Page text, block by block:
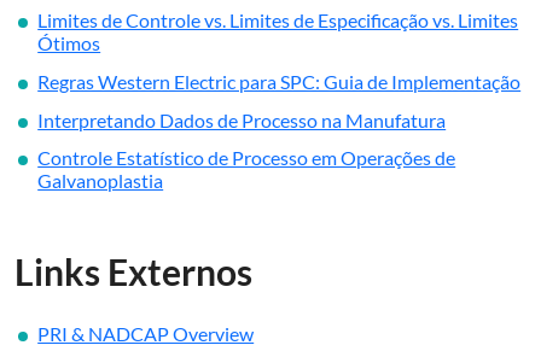
Limites de Controle vs. Limites de Especificação vs. Limites
Ótimos
Regras Western Electric para SPC: Guia de Implementação
Interpretando Dados de Processo na Manufatura
Controle Estatístico de Processo em Operações de
Galvanoplastia
Links Externos
PRI & NADCAP Overview